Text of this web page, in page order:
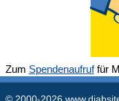
Zum Spendenaufruffür